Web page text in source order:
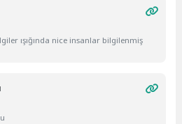
ışığında nice insanlar bilgilenmiş